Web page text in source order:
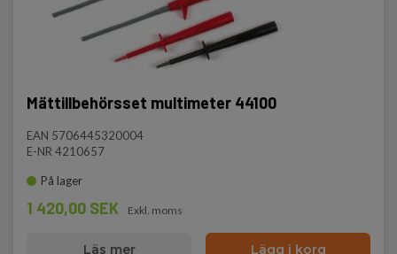
Mättillbehörsset multimeter 44100
EAN 5706445320004
E-NR 4210657
På lager
1 420,00 SEK Exkl. moms
Läs mer Lägg i korg